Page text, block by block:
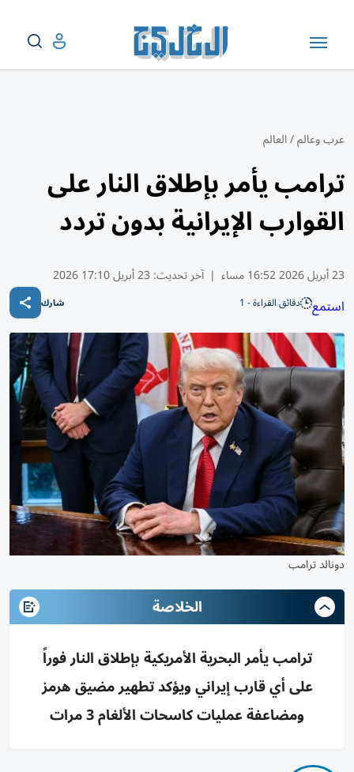
عرب وعالم/العالم
ترامب يأمر بإطلاق النار على
القوارب الإيرانية بدون تردد
23 أبريل 2026 16:52 مساء | آخر تحديث: 23 أبريل 17:10 2026
استمع دقائق القراءة - 1 شارك
دونالد ترامب
الخلاصة
ترامب يأمر البحرية الأمريكية بإطلاق النار فوراً
على أي قارب إيراني ويؤكد تطهير مضيق هرمز
ومضاعفة عمليات كاسحات الألغام 3 مرات